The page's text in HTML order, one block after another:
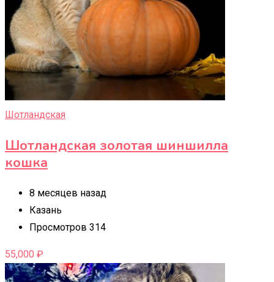
Шотландская
Шотландская золотая шиншилла
кошка
8 месяцев назад
Казань
Просмотров 314
55,000 ₽